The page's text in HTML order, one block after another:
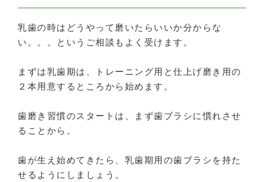
乳歯の時はどうやって磨いたらいいか分からな
い。。。というご相談もよく受けます。
まずは乳歯期は、トレーニング用と仕上げ磨き用の
２本用意するところから始めます。
歯磨き習慣のスタートは、まず歯ブラシに慣れさせ
ることから。
歯が生え始めてきたら、乳歯期用の歯ブラシを持た
せるようにしましょう。